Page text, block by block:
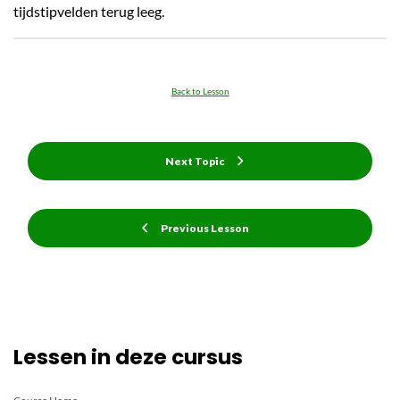
tijdstipvelden terug leeg.
Previous Lesson
Back to Lesson
Next Topic
Lessen in deze cursus